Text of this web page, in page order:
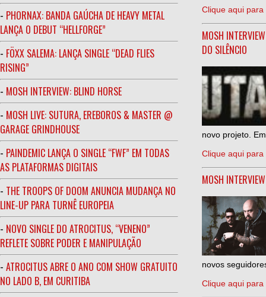
- PHORNAX: BANDA GAÚCHA DE HEAVY METAL
LANÇA O DEBUT “HELLFORGE”
- FÖXX SALEMA: LANÇA SINGLE “DEAD FLIES
RISING”
- MOSH INTERVIEW: BLIND HORSE
- MOSH LIVE: SUTURA, EREBOROS & MASTER @
GARAGE GRINDHOUSE
- PAINDEMIC LANÇA O SINGLE “FWF” EM TODAS
AS PLATAFORMAS DIGITAIS
- THE TROOPS OF DOOM ANUNCIA MUDANÇA NO
LINE-UP PARA TURNÊ EUROPEIA
- NOVO SINGLE DO ATROCITUS, “VENENO”
REFLETE SOBRE PODER E MANIPULAÇÃO
- ATROCITUS ABRE O ANO COM SHOW GRATUITO
NO LADO B, EM CURITIBA
Clique aqui para
MOSH
DO SILÊNCIO
novo projeto.
Clique aqui para
MOSH
novos
Clique aqui para